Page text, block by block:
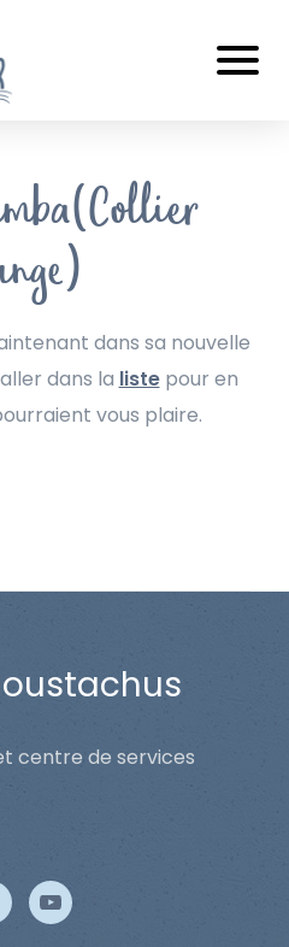
dans sa nouvelle
dans la listepour en
vous plaire.
centre de services